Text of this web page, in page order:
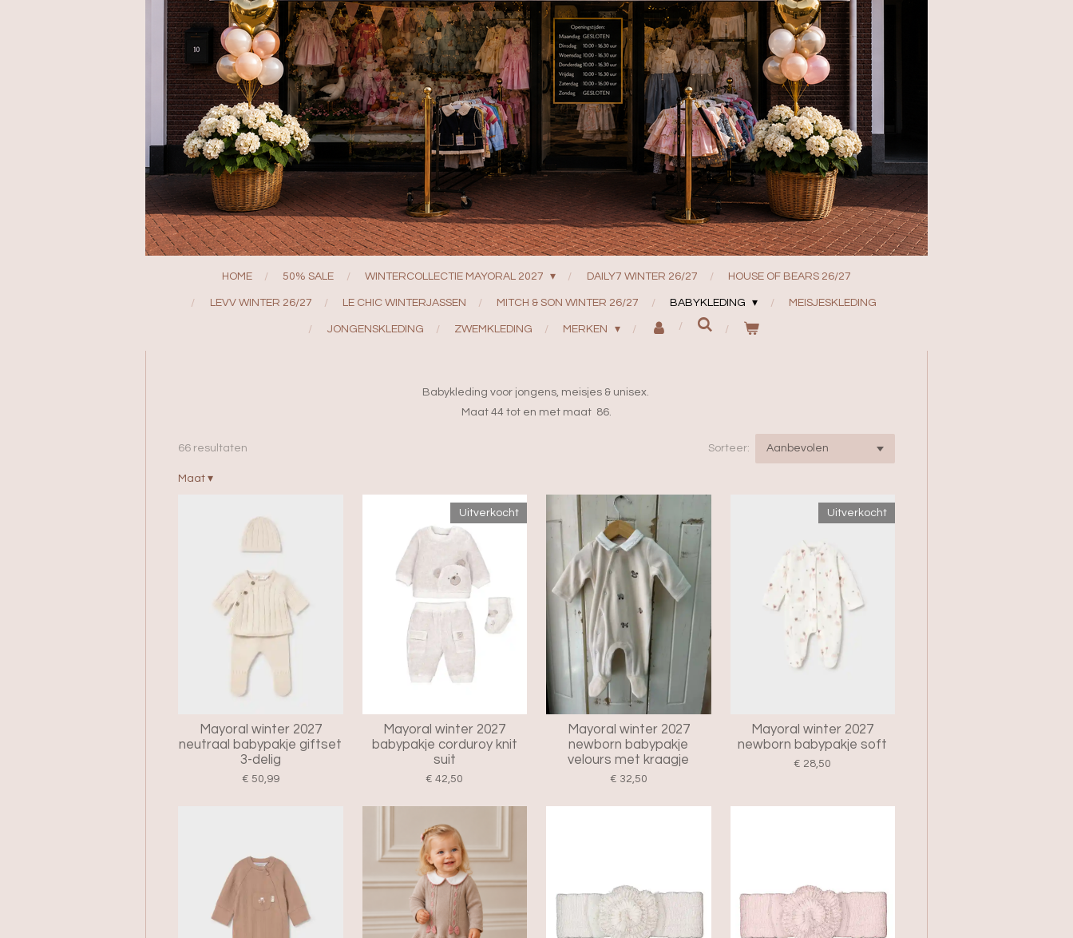
HOME 50% SALE WINTERCOLLECTIE MAYORAL 2027 DAILY7 WINTER 26/27 HOUSE OF BEARS 26/27
LEVV WINTER 26/27 LE CHIC WINTERJASSEN MITCH & SON WINTER 26/27 BABYKLEDING MEISJESKLEDING
JONGENSKLEDING ZWEMKLEDING MERKEN
Babykleding voor jongens, meisjes & unisex.
Maat 44 tot en met maat 86.
66 resultaten Sorteer:
Maat ▾
Mayoral winter 2027
neutraal babypakje giftset
3-delig
€ 50,99
Uitverkocht
Mayoral winter 2027
babypakje corduroy knit
suit
€ 42,50
Mayoral winter 2027
newborn babypakje
velours met kraagje
€ 32,50
Uitverkocht
Mayoral winter 2027
newborn babypakje soft
€ 28,50